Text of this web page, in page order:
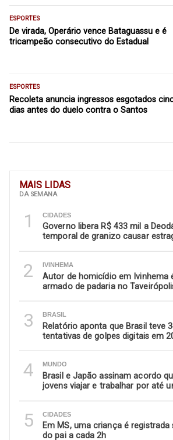
MAIS LIDAS
DA SEMANA
1 CIDADES
Governo libera R$ 433 mil a
temporal de granizo causar
2 IVINHEMA
Autor de homicídio em Ivinhema
armado de padaria no
3 BRASIL
Relatório aponta que Brasil teve
tentativas de golpes digitais em
4 MUNDO
Brasil e Japão assinam acordo
jovens viajar e trabalhar por até
5 CIDADES
Em MS, uma criança é
do pai a cada 2h
ESPORTES
De virada, Operário vence Bataguassu e é
tricampeão consecutivo do Estadual
ESPORTES
Recoleta anuncia ingressos esgotados
dias antes do duelo contra o Santos